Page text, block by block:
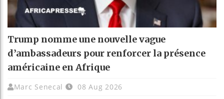
Trump nomme une nouvelle vague
d’ambassadeurs pour renforcer la présence
américaine en Afrique
Marc Senecal 08 Aug 2026